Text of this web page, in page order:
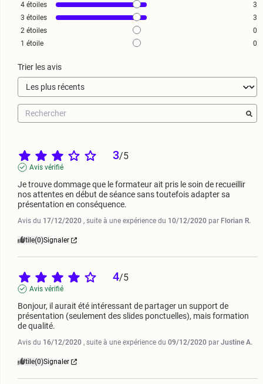
4 étoiles
3
3 étoiles
3
2 étoiles
0
1 étoile 0
Trier les avis
3/5
Avis vérifié
Je trouve dommage que le formateur ait pris le soin de recueillir
nos attentes en début de séance sans toutefois adapter sa
présentation en conséquence.
Avis du 17/12/2020 , suite à une expérience du 10/12/2020 par Florian R.
Utile(0)Signaler
4/5
Avis vérifié
Bonjour, il aurait été intéressant de partager un support de
présentation (seulement des slides ponctuelles), mais formation
de qualité.
Avis du 16/12/2020 , suite à une expérience du 09/12/2020 par Justine A.
Utile(0)Signaler